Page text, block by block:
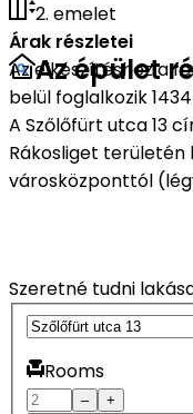
2. emelet
Árak részletei
Az elkészítéshez a
belül foglalkozik
Az épület
A Szőlőfürt utca 13
Rákosliget területén
városközponttól
Szeretné tudni
Rooms
– +